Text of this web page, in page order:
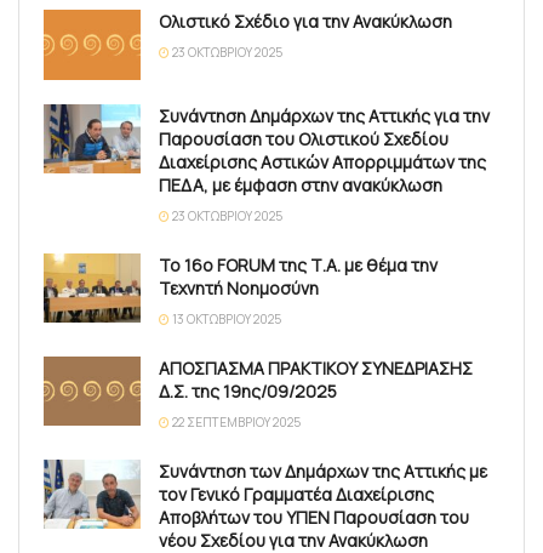
Ολιστικό Σχέδιο για την Ανακύκλωση
23 ΟΚΤΩΒΡΊΟΥ 2025
Συνάντηση Δημάρχων της Αττικής για την
Παρουσίαση του Ολιστικού Σχεδίου
Διαχείρισης Αστικών Απορριμμάτων της
ΠΕΔΑ, με έμφαση στην ανακύκλωση
23 ΟΚΤΩΒΡΊΟΥ 2025
Το 16ο FORUM της Τ.Α. με θέμα την
Τεχνητή Νοημοσύνη
13 ΟΚΤΩΒΡΊΟΥ 2025
ΑΠΟΣΠΑΣΜΑ ΠΡΑΚΤΙΚΟΥ ΣΥΝΕΔΡΙΑΣΗΣ
Δ.Σ. της 19ης/09/2025
22 ΣΕΠΤΕΜΒΡΊΟΥ 2025
Συνάντηση των Δημάρχων της Αττικής με
τον Γενικό Γραμματέα Διαχείρισης
Αποβλήτων του ΥΠΕΝ Παρουσίαση του
νέου Σχεδίου για την Ανακύκλωση